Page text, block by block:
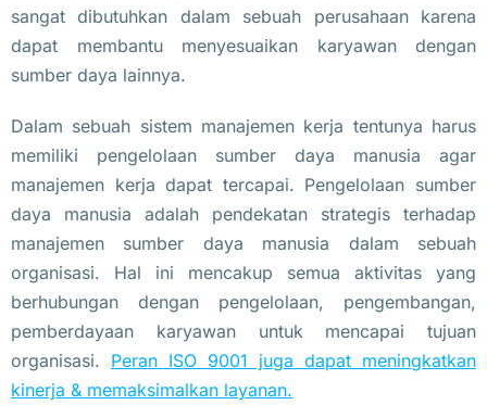
sangat dibutuhkan dalam sebuah perusahaan karena
dapat membantu menyesuaikan karyawan dengan
sumber daya lainnya.
Dalam sebuah sistem manajemen kerja tentunya harus
memiliki pengelolaan sumber daya manusia agar
manajemen kerja dapat tercapai. Pengelolaan sumber
daya manusia adalah pendekatan strategis terhadap
manajemen sumber daya manusia dalam sebuah
organisasi. Hal ini mencakup semua aktivitas yang
berhubungan dengan pengelolaan, pengembangan,
pemberdayaan karyawan untuk mencapai tujuan
organisasi. Peran ISO 9001 juga dapat meningkatkan
kinerja & memaksimalkan layanan.